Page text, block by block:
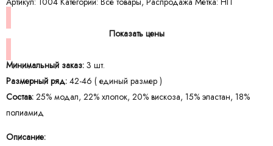
Показать цены
Минимальный заказ: 3 шт.
Размерный ряд: 42-46 ( единый размер )
Состав: 25% модал, 22% хлопок, 20% вискоза, 15% эластан, 18%
полиамид
Описание: